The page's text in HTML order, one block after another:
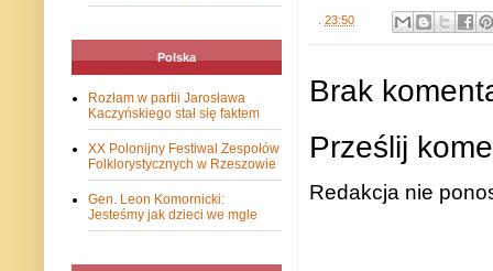
. 23:50
Brak
Prześlij
Redakcja nie
Polska
Rozłam w partii Jarosława
Kaczyńskiego stał się faktem
XX Polonijny Festiwal Zespołów
Folklorystycznych w Rzeszowie
Gen. Leon Komornicki:
Jesteśmy jak dzieci we mgle